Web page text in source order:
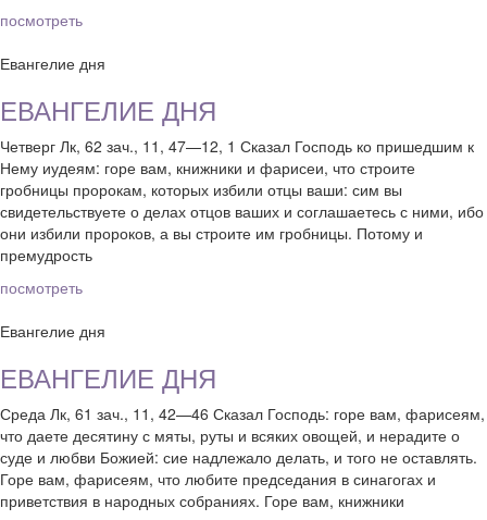
посмотреть
Евангелие дня
ЕВАНГЕЛИЕ ДНЯ
Четверг Лк, 62 зач., 11, 47—12, 1 Сказал Господь ко пришедшим к
Нему иудеям: горе вам, книжники и фарисеи, что строите
гробницы пророкам, которых избили отцы ваши: сим вы
свидетельствуете о делах отцов ваших и соглашаетесь с ними, ибо
они избили пророков, а вы строите им гробницы. Потому и
премудрость
посмотреть
Евангелие дня
ЕВАНГЕЛИЕ ДНЯ
Среда Лк, 61 зач., 11, 42—46 Сказал Господь: горе вам, фарисеям,
что даете десятину с мяты, руты и всяких овощей, и нерадите о
суде и любви Божией: сие надлежало делать, и того не оставлять.
Горе вам, фарисеям, что любите председания в синагогах и
приветствия в народных собраниях. Горе вам, книжники